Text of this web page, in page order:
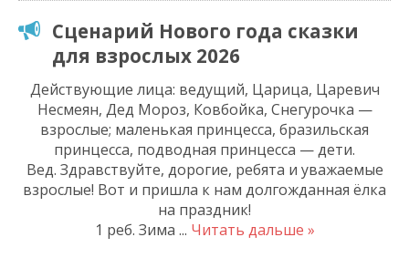
Сценарий Нового года сказки
для взрослых 2026
Действующие лица: ведущий, Царица, Царевич
Несмеян, Дед Мороз, Ковбойка, Снегурочка —
взрослые; маленькая принцесса, бразильская
принцесса, подводная принцесса — дети.
Вед. Здравствуйте, дорогие, ребята и уважаемые
взрослые! Вот и пришла к нам долгожданная ёлка
на праздник!
1 реб. Зима ... Читать дальше »